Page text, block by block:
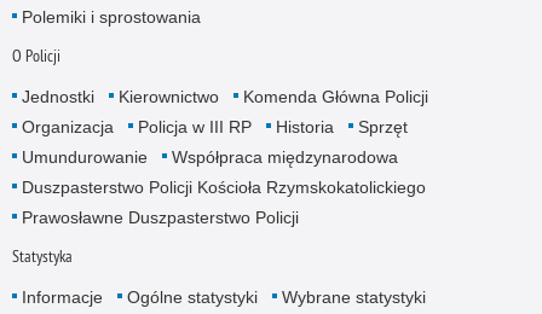
Polemiki i sprostowania
O Policji
Jednostki Kierownictwo
Komenda Główna Policji
Organizacja
Policja w III RP Historia
Sprzęt
Umundurowanie
Współpraca międzynarodowa
Duszpasterstwo Policji Kościoła Rzymskokatolickiego
Prawosławne Duszpasterstwo Policji
Statystyka
Informacje Ogólne statystyki
Wybrane statystyki